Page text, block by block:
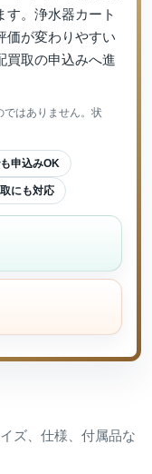
す。浄水器カート
価が変わりやすい
買取の申込みへ進
はありません。状
申込みOK
にも対応
ズ、仕様、付属品な